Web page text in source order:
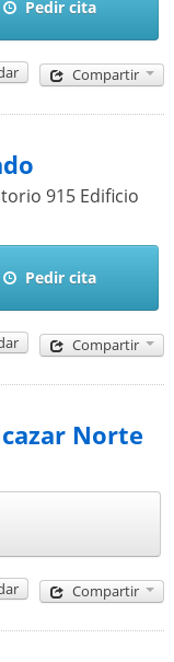
Pedir cita
Compartir
915 Edificio
Pedir cita
Compartir
Norte
Compartir